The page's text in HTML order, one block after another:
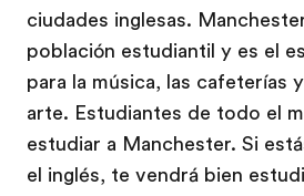
ciudades inglesas.
población estudiantil y es el
para la música, las cafeterías
arte. Estudiantes de todo el
estudiar a Manchester. Si
el inglés, te vendrá bien